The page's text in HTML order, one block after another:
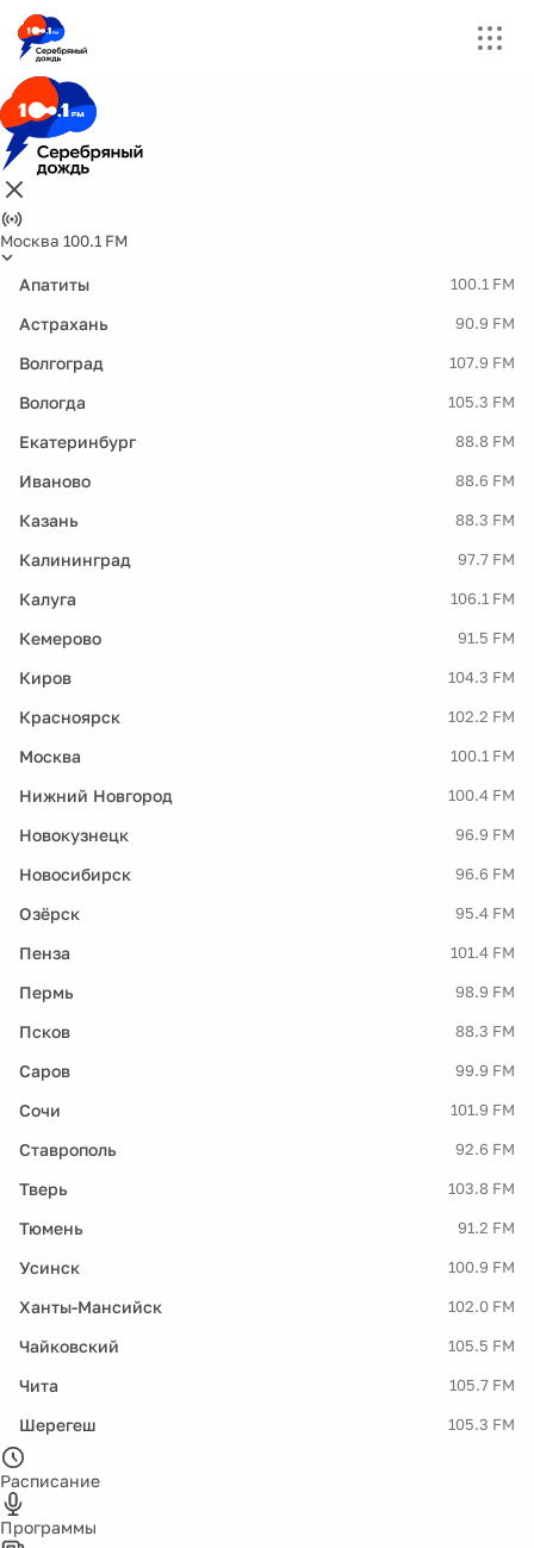
Москва 100.1 FM
Апатиты 100.1 FM
Астрахань 90.9 FM
Волгоград 107.9 FM
Вологда 105.3 FM
Екатеринбург 88.8 FM
Иваново 88.6 FM
Казань 88.3 FM
Калининград 97.7 FM
Калуга 106.1 FM
Кемерово 91.5 FM
Киров 104.3 FM
Красноярск 102.2 FM
Москва 100.1 FM
Нижний Новгород 100.4 FM
Новокузнецк 96.9 FM
Новосибирск 96.6 FM
Озёрск 95.4 FM
Пенза 101.4 FM
Пермь 98.9 FM
Псков 88.3 FM
Саров 99.9 FM
Сочи 101.9 FM
Ставрополь 92.6 FM
Тверь 103.8 FM
Тюмень 91.2 FM
Усинск 100.9 FM
Ханты-Мансийск 102.0 FM
Чайковский 105.5 FM
Чита 105.7 FM
Шерегеш 105.3 FM
Расписание
Программы